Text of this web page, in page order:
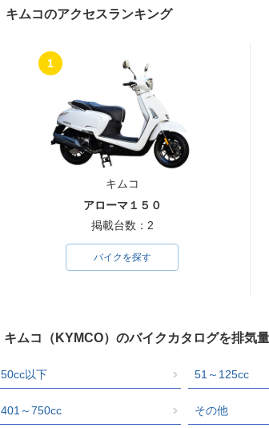
キムコのアクセスランキング
1
キムコ
アローマ１５０
掲載台数：2
バイクを探す
キムコ（KYMCO）のバイクカタログを排気
50cc以下 51～125cc
401～750cc その他